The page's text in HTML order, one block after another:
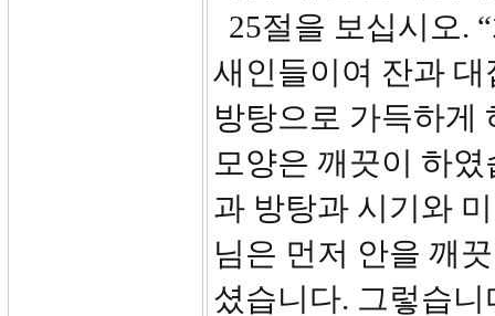
25절을 보십시오.
새인들이여 잔과
방탕으로 가득하게
모양은 깨끗이 하
과 방탕과 시기와
님은 먼저 안을 깨
셨습니다. 그렇습